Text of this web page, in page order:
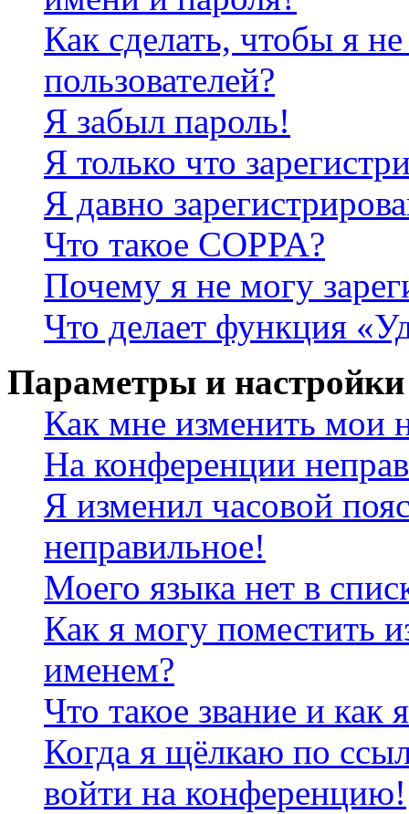
Как сделать, чтобы я
пользователей?
Я забыл пароль!
Я только что
Я давно
Что такое COPPA?
Почему я не могу
Что делает функция
Параметры и настройки
Как мне изменить мои
На конференции
Я изменил часовой
неправильное!
Моего языка нет в
Как я могу поместить
именем?
Что такое звание и как
Когда я щёлкаю по
войти на конференцию!